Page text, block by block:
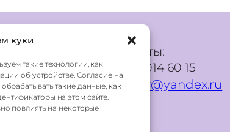
куки
такие технологии, как
об устройстве. Согласие на
такие данные, как
на этом сайте.
повлиять на некоторые
Контакты:
+7 985 014 60 15
mani.qr@yandex.ru